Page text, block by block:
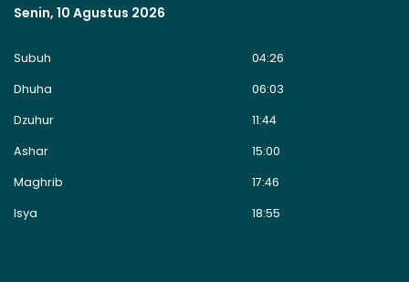
Senin, 10 Agustus 2026
Subuh
04:26
Dhuha
06:03
Dzuhur
11:44
Ashar
15:00
Maghrib
17:46
Isya
18:55